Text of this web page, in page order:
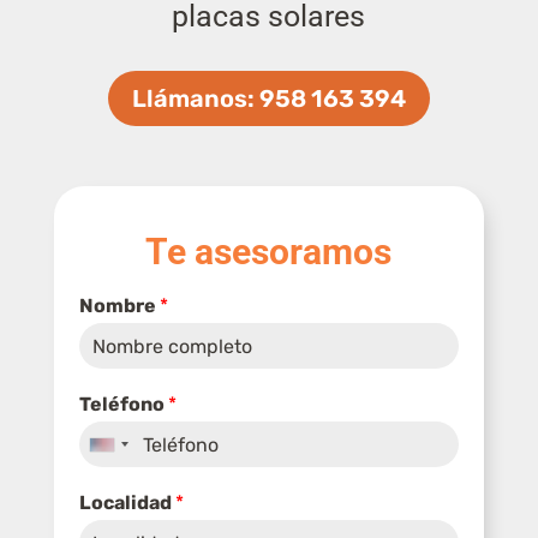
placas solares
Llámanos: 958 163 394
Te asesoramos
Nombre *
Teléfono *
United
States
Localidad *